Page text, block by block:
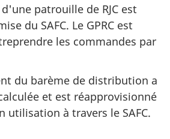
patrouille de RJC est
du SAFC. Le GPRC est
les commandes par
du barème de distribution a
et est réapprovisionné
utilisation à travers le SAFC.